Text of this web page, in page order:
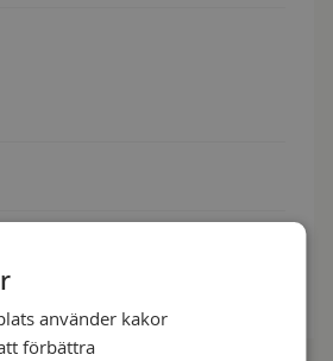
använder kakor
förbättra